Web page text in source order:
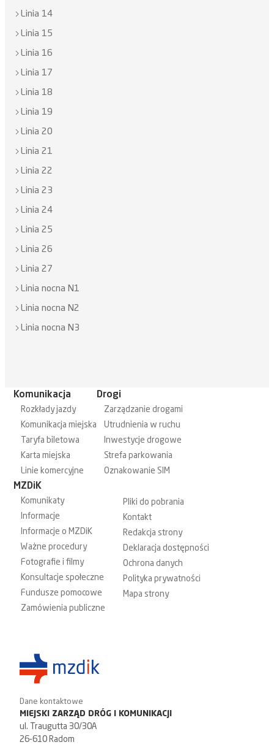
Linia 14
Linia 15
Linia 16
Linia 17
Linia 18
Linia 19
Linia 20
Linia 21
Linia 22
Linia 23
Linia 24
Linia 25
Linia 26
Linia 27
Linia nocna N1
Linia nocna N2
Linia nocna N3
Komunikacja
Rozkłady jazdy
Komunikacja miejska
Taryfa biletowa
Karta miejska
Linie komercyjne
Drogi
Zarządzanie drogami
Utrudnienia w ruchu
Inwestycje drogowe
Strefa parkowania
Oznakowanie SIM
MZDiK
Komunikaty
Informacje
Informacje o MZDiK
Ważne procedury
Fotografie i filmy
Konsultacje społeczne
Fundusze pomocowe
Zamówienia publiczne
Pliki do pobrania
Kontakt
Redakcja strony
Deklaracja dostępności
Ochrona danych
Polityka prywatności
Mapa strony
Dane kontaktowe
MIEJSKI ZARZĄD DRÓG I KOMUNIKACJI
ul. Traugutta 30/30A
26-610 Radom